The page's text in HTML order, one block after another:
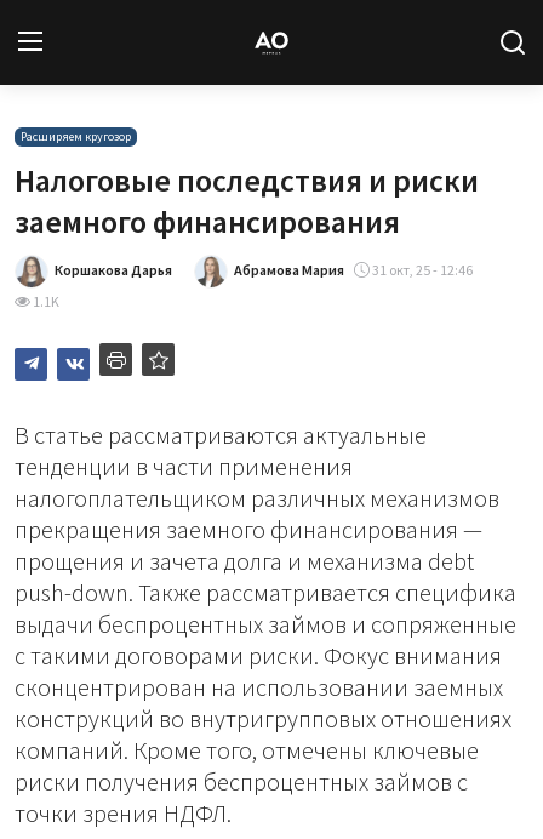
Вход
Статьи
Архив
База знаний
Подписка
Расширяем кругозор
Налоговые последствия и риски
заемного финансирования
Коршакова Дарья Абрамова Мария
31 окт, 25 - 12:46
1.1K
В статье рассматриваются актуальные
тенденции в части применения
налогоплательщиком различных механизмов
прекращения заемного финансирования —
прощения и зачета долга и механизма debt
push-down. Также рассматривается специфика
выдачи беспроцентных займов и сопряженные
с такими договорами риски. Фокус внимания
сконцентрирован на использовании заемных
конструкций во внутригрупповых отношениях
компаний. Кроме того, отмечены ключевые
риски получения беспроцентных займов с
точки зрения НДФЛ.